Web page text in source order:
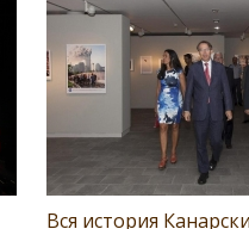
Вся история